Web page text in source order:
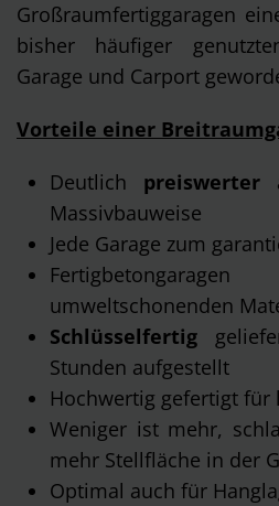
Großraumfertiggaragen
bisher häufiger
Garage und Carport
Vorteile einer
Deutlich preiswerter
Massivbauweise
Jede Garage zum
umweltschonenden
Schlüsselfertig
Stunden aufgestellt
Hochwertig gefertigt für
Weniger ist mehr,
mehr Stellfläche in der
Optimal auch für